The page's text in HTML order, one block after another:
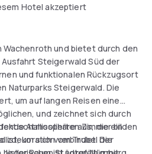
Hotel akzeptiert
und bietet durch den
Steigerwald Süd der
und funktionalen Rückzugsort
Naturparks Steigerwald. Die
um auf langen Reisen eine
und zeichnet sich durch
Atmosphäre aus, die ein
verbindet. Die
schallisolierten Zimmer bilden
ist, um sich vom Trubel der